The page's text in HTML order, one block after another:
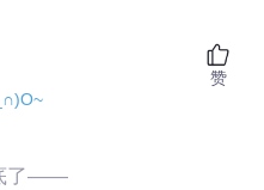
赞
了——